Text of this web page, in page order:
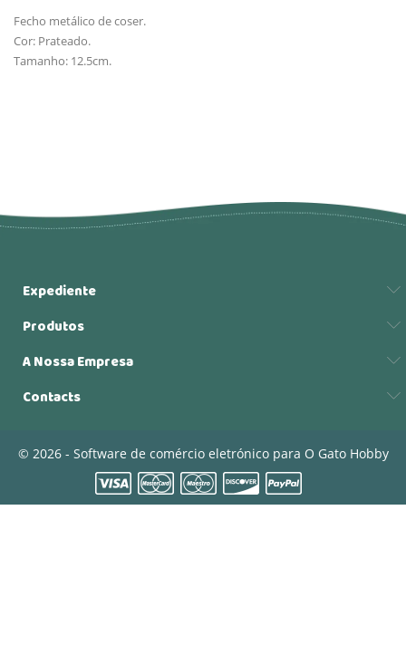
Fecho metálico de coser.
Cor: Prateado.
Tamanho: 12.5cm.
Expediente
Produtos
A Nossa Empresa
Contacts
© 2026 - Software de comércio eletrónico para O Gato Hobby